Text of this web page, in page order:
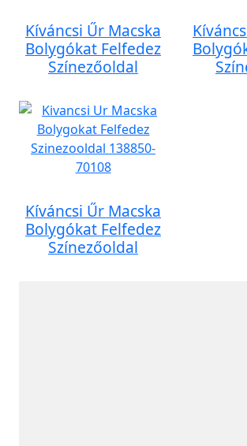
Kíváncsi Űr Macska
Bolygókat Felfedez
Színezőoldal
Kíváncsi Űr Macska
Bolygókat Felfedez
Színezőoldal